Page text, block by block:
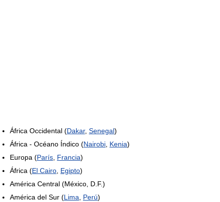
África Occidental (Dakar, Senegal)
África - Océano Índico (Nairobi, Kenia)
Europa (París, Francia)
África (El Cairo, Egipto)
América Central (México, D.F.)
América del Sur (Lima, Perú)